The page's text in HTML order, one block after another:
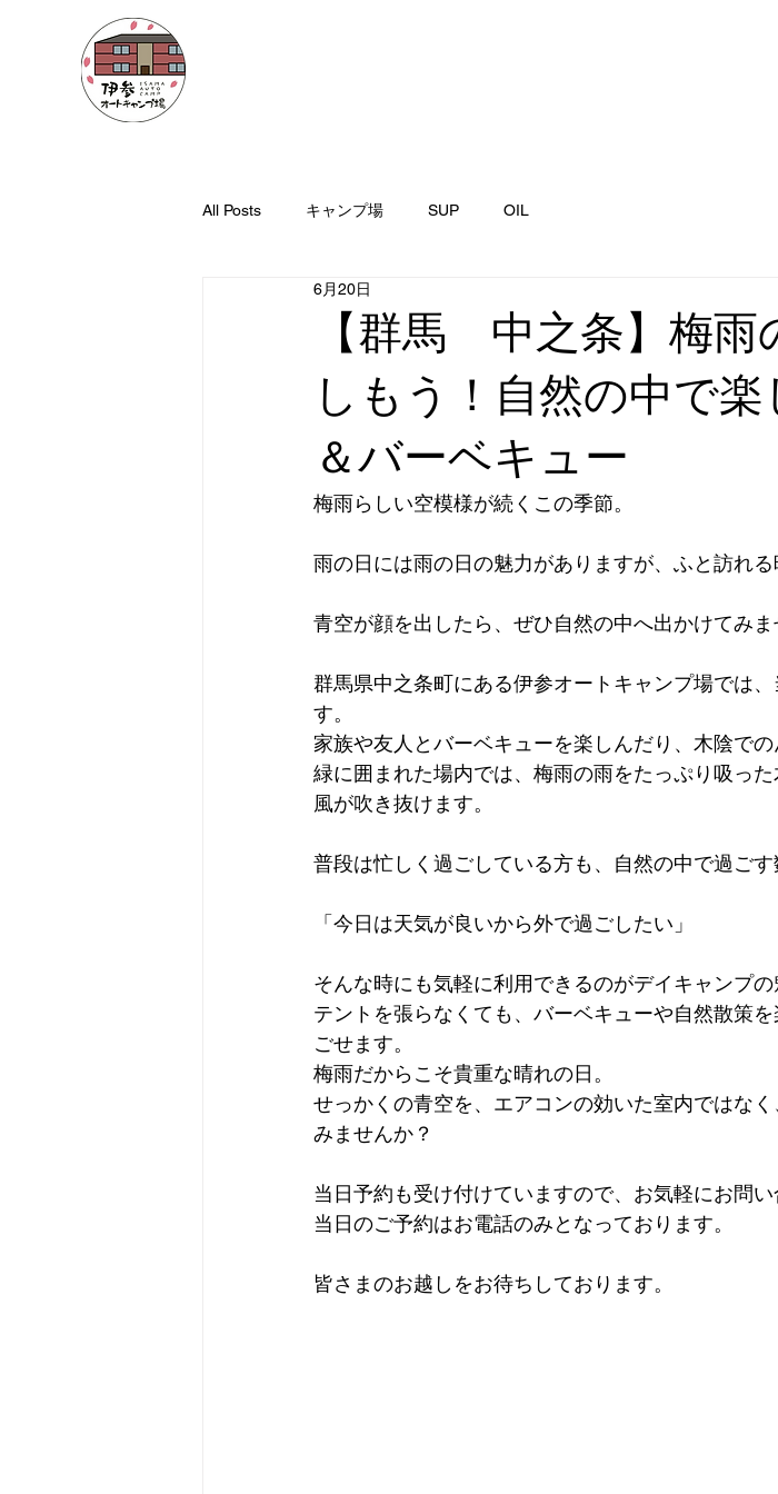
All Posts キャンプ場 SUP OIL
【群馬 中之条】梅雨
しもう！自然の中で
＆バーベキュー
6月20日
梅雨らしい空模様が続くこの季節。
雨の日には雨の日の魅力がありますが、ふと訪れる
青空が顔を出したら、ぜひ自然の中へ出かけてみま
群馬県中之条町にある伊参オートキャンプ場では
す。
家族や友人とバーベキューを楽しんだり、木陰での
緑に囲まれた場内では、梅雨の雨をたっぷり吸っ
風が吹き抜けます。
普段は忙しく過ごしている方も、自然の中で過ご
「今日は天気が良いから外で過ごしたい」
そんな時にも気軽に利用できるのがデイキャンプの
テントを張らなくても、バーベキューや自然散策
ごせます。
梅雨だからこそ貴重な晴れの日。
せっかくの青空を、エアコンの効いた室内ではな
みませんか？
当日予約も受け付けていますので、お気軽にお問い
当日のご予約はお電話のみとなっております。
皆さまのお越しをお待ちしております。